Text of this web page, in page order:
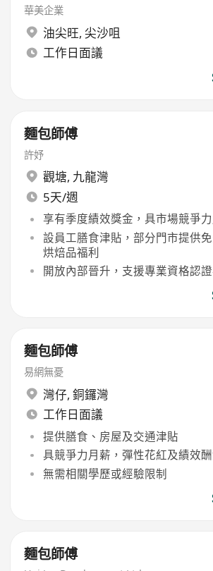
華美企業
油尖旺, 尖沙咀
工作日面議
麵包師傅
許妤
觀塘, 九龍灣
5天/週
享有季度績效獎金，具市場競爭
設員工膳食津貼，部分門市提供
烘焙品福利
開放內部晉升，支援專業資格認
麵包師傅
易網無憂
灣仔, 銅鑼灣
工作日面議
提供膳食、房屋及交通津貼
具競爭力月薪，彈性花紅及績效
無需相關學歷或經驗限制
麵包師傅